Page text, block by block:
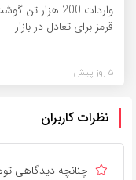
واردات 200 هزار تن
قرمز برای تعادل در بازار
5 روز پیش
نظرات کاربران
چنانچه دیدگاهی